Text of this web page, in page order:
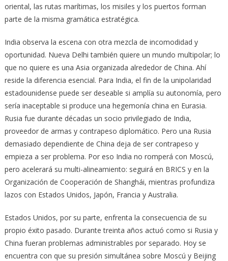
oriental, las rutas marítimas, los misiles y los puertos forman
parte de la misma gramática estratégica.
India observa la escena con otra mezcla de incomodidad y
oportunidad. Nueva Delhi también quiere un mundo multipolar; lo
que no quiere es una Asia organizada alrededor de China. Ahí
reside la diferencia esencial. Para India, el fin de la unipolaridad
estadounidense puede ser deseable si amplía su autonomía, pero
sería inaceptable si produce una hegemonía china en Eurasia.
Rusia fue durante décadas un socio privilegiado de India,
proveedor de armas y contrapeso diplomático. Pero una Rusia
demasiado dependiente de China deja de ser contrapeso y
empieza a ser problema. Por eso India no romperá con Moscú,
pero acelerará su multi-alineamiento: seguirá en BRICS y en la
Organización de Cooperación de Shanghái, mientras profundiza
lazos con Estados Unidos, Japón, Francia y Australia.
Estados Unidos, por su parte, enfrenta la consecuencia de su
propio éxito pasado. Durante treinta años actuó como si Rusia y
China fueran problemas administrables por separado. Hoy se
encuentra con que su presión simultánea sobre Moscú y Beijing